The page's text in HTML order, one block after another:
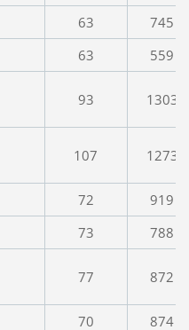
63
745
63 559
93 1303
107 1273
72
919
73 788
77 872
70
874